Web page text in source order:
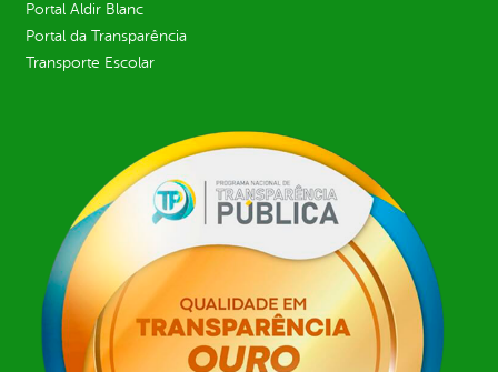
Portal Aldir Blanc
Portal da Transparência
Transporte Escolar